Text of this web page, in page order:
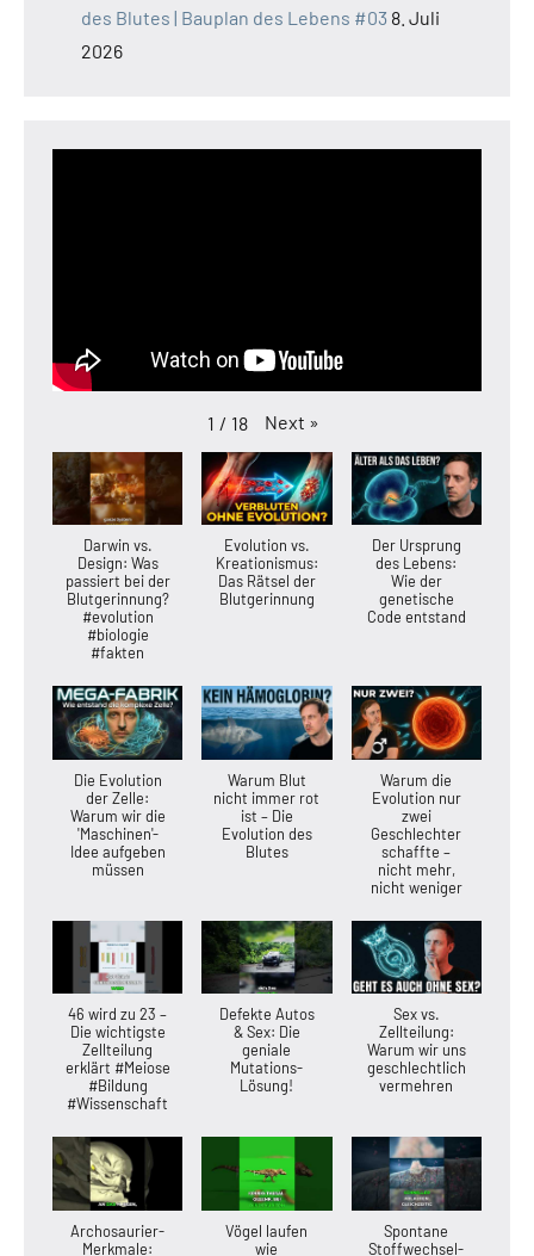
des Blutes | Bauplan des Lebens #03 8. Juli
2026
1 / 18 Next »
Darwin vs.
Design: Was
passiert bei der
Blutgerinnung?
#evolution
#biologie
#fakten
Evolution vs.
Kreationismus:
Das Rätsel der
Blutgerinnung
Der Ursprung
des Lebens:
Wie der
genetische
Code entstand
Die Evolution
der Zelle:
Warum wir die
'Maschinen'-
Idee aufgeben
müssen
Warum Blut
nicht immer rot
ist – Die
Evolution des
Blutes
Warum die
Evolution nur
zwei
Geschlechter
schaffte –
nicht mehr,
nicht weniger
46 wird zu 23 –
Die wichtigste
Zellteilung
erklärt #Meiose
#Bildung
#Wissenschaft
Defekte Autos
& Sex: Die
geniale
Mutations-
Lösung!
Sex vs.
Zellteilung:
Warum wir uns
geschlechtlich
vermehren
Archosaurier-
Merkmale:
Vögel laufen
wie
Spontane
Stoffwechsel-